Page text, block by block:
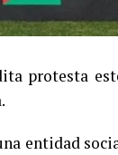
protesta
entidad